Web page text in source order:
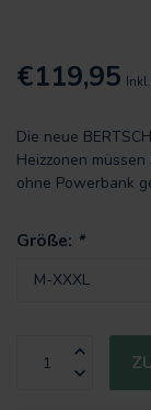
€119,95
Die neue
Heizzonen
ohne Powerbank
Größe: *